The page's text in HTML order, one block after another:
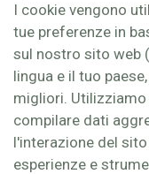
I cookie vengono
tue preferenze in
sul nostro sito web
lingua e il tuo
migliori. Utilizziamo
compilare dati
l'interazione del
esperienze e